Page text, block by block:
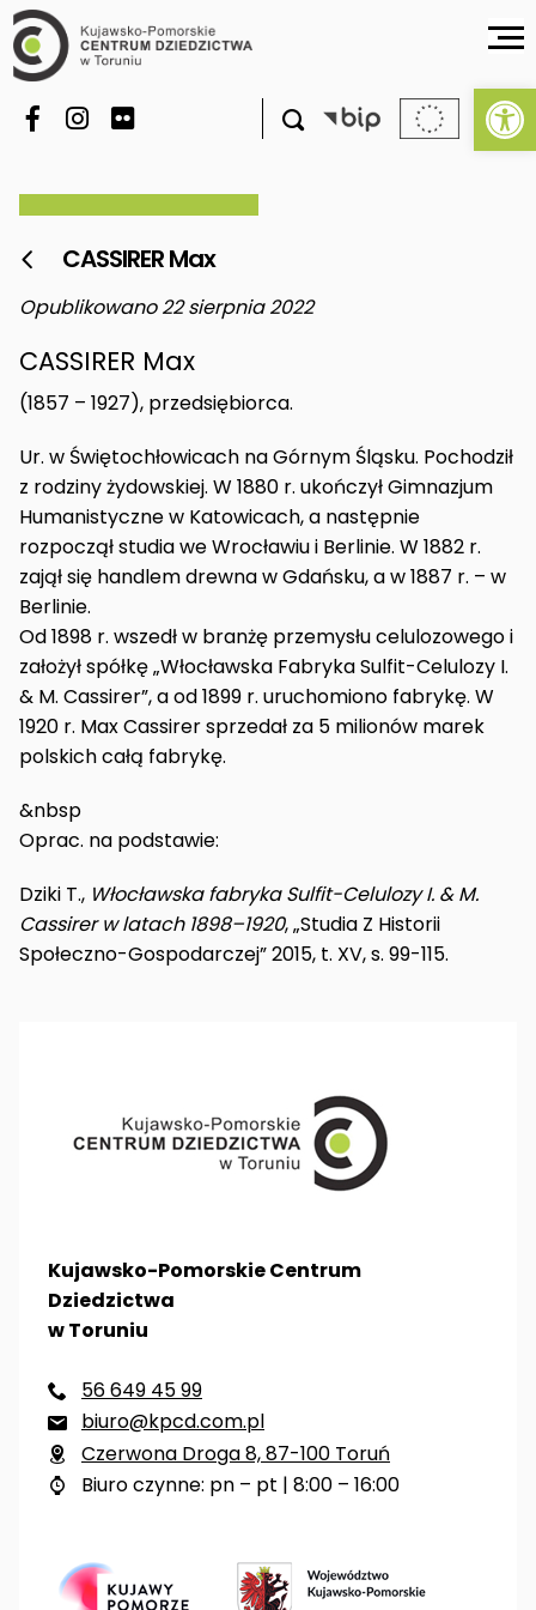

 CASSIRER Max
Opublikowano 22 sierpnia 2022
CASSIRER Max
(1857 – 1927), przedsiębiorca.
Ur. w Świętochłowicach na Górnym Śląsku. Pochodził
z rodziny żydowskiej. W 1880 r. ukończył Gimnazjum
Humanistyczne w Katowicach, a następnie
rozpoczął studia we Wrocławiu i Berlinie. W 1882 r.
zajął się handlem drewna w Gdańsku, a w 1887 r. – w
Berlinie.
Od 1898 r. wszedł w branżę przemysłu celulozowego i
założył spółkę „Włocławska Fabryka Sulfit-Celulozy I.
& M. Cassirer”, a od 1899 r. uruchomiono fabrykę. W
1920 r. Max Cassirer sprzedał za 5 milionów marek
polskich całą fabrykę.
&nbsp
Oprac. na podstawie:
Dziki T., Włocławska fabryka Sulfit-Celulozy I. & M.
Cassirer w latach 1898–1920, „Studia Z Historii
Społeczno-Gospodarczej” 2015, t. XV, s. 99-115.
Kujawsko-Pomorskie Centrum
Dziedzictwa
w Toruniu
 56 649 45 99
 biuro@kpcd.com.pl
 Czerwona Droga 8, 87-100 Toruń
 Biuro czynne: pn – pt | 8:00 – 16:00